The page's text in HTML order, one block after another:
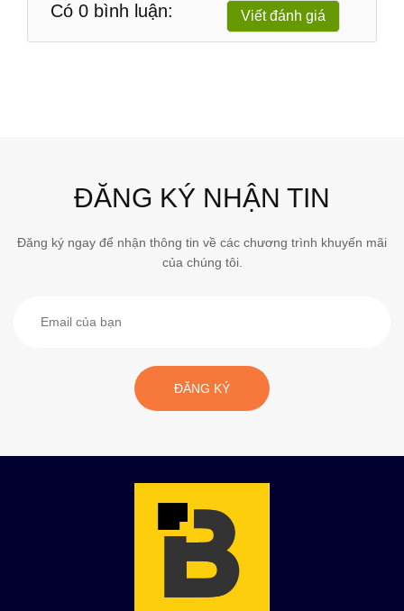
Có 0 bình luận: Viết đánh giá
ĐĂNG KÝ NHẬN TIN
Đăng ký ngay để nhận thông tin về các chương trình khuyến mãi
của chúng tôi.
ĐĂNG KÝ